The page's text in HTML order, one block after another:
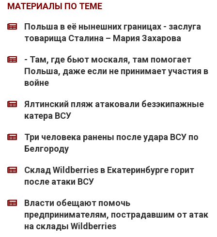
МАТЕРИАЛЫ ПО ТЕМЕ
Польша в её нынешних границах - заслуга
товарища Сталина – Мария Захарова
- Там, где бьют москаля, там помогает
Польша, даже если не принимает участия в
войне
Ялтинский пляж атаковали безэкипажные
катера ВСУ
Три человека ранены после удара ВСУ по
Белгороду
Склад Wildberries в Екатеринбурге горит
после атаки ВСУ
Власти обещают помочь
предпринимателям, пострадавшим от атак
на склады Wildberries